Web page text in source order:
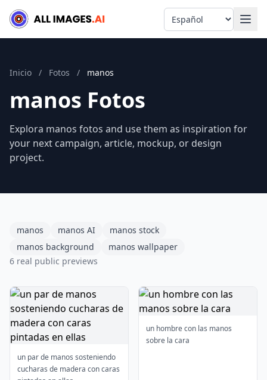
Language
Inicio / Fotos / manos
manos Fotos
Explora manos fotos and use them as inspiration for
your next campaign, article, mockup, or design
project.
manos manos AI
manos stock
manos background
manos wallpaper
6 real public previews
un par de manos sosteniendo
cucharas de madera con caras
un hombre con las manos
sobre la cara